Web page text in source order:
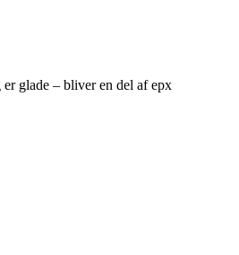
glade – bliver en del af epx